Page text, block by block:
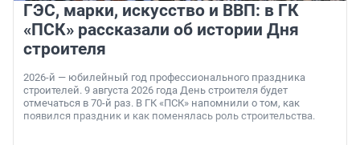
ГЭС, марки, искусство и ВВП: в ГК
«ПСК» рассказали об истории Дня
строителя
2026-й — юбилейный год профессионального праздника
строителей. 9 августа 2026 года День строителя будет
отмечаться в 70-й раз. В ГК «ПСК» напомнили о том, как
появился праздник и как поменялась роль строительства.